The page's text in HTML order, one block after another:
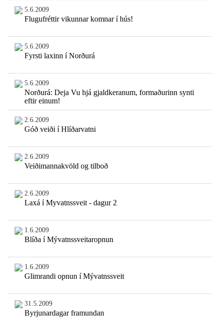
5.6.2009
Flugufréttir vikunnar komnar í hús!
5.6.2009
Fyrsti laxinn í Norðurá
5.6.2009
Norðurá: Deja Vu hjá gjaldkeranum, formaðurinn synti
eftir einum!
2.6.2009
Góð veiði í Hlíðarvatni
2.6.2009
Veiðimannakvöld og tilboð
2.6.2009
Laxá í Myvatnssveit - dagur 2
1.6.2009
Blíða í Mývatnssveitaropnun
1.6.2009
Glimrandi opnun í Mývatnssveit
31.5.2009
Byrjunardagar framundan